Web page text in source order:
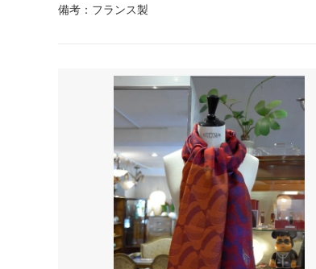
備考：フランス製